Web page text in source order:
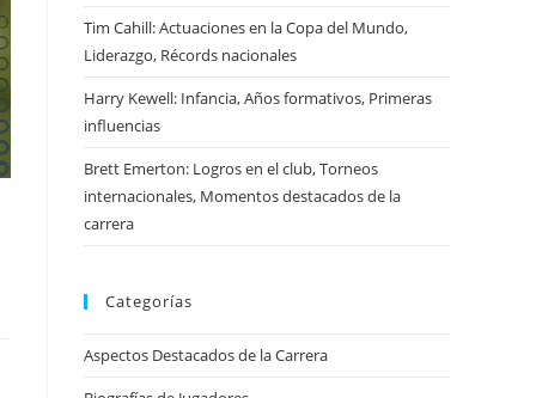
Tim Cahill: Actuaciones en la Copa del Mundo,
Liderazgo, Récords nacionales
Harry Kewell: Infancia, Años formativos, Primeras
influencias
Brett Emerton: Logros en el club, Torneos
internacionales, Momentos destacados de la
carrera
Categorías
Aspectos Destacados de la Carrera